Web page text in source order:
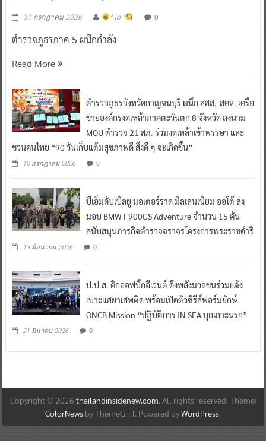
31 กรกฎาคม 2026 ^ jo ^ 0
ตำรวจภูธรภาค 5 ผนึกกำลัง
Read More
ตำรวจภูธรจังหวัดกาญจนบุรี ผนึก สสส.-สคล. เครือ
ข่ายองค์กรงดเหล้าภาคตะวันตก 8 จังหวัด ลงนาม
MOU ตำรวจ 21 สภ. ร่วมงดเหล้าเข้าพรรษา และ
ชวนคนไทย “90 วันเก็บแต้มสุขภาพดี สิ่งดี ๆ จะเกิดขึ้น”
10 กรกฎาคม 2026 0
บีเอ็มดับเบิลยู มอเตอร์ราด มิลเลนเนียม ออโต้ ส่ง
มอบ BMW F900GS Adventure จำนวน 15 คัน
สนับสนุนภารกิจตำรวจจราจรโครงการพระราชดำริ
13 มิถุนายน 2026 0
ป.ป.ส. คิกออฟบิ๊กอีเวนต์ ดึงพลังมวลชนร่วมแจ้ง
เบาะแสยาเสพติด พร้อมเปิดตัวซีรีส์ฟอร์มยักษ์
ONCB Mission “ปฏิบัติการ IN SEA บุกเกาะนรก”
21 มีนาคม 2026 0
Copyright © 2026 thailandinsidenew.com. All rights reserved. Theme:
ColorNews by ThemeGrill. Powered byWordPress.